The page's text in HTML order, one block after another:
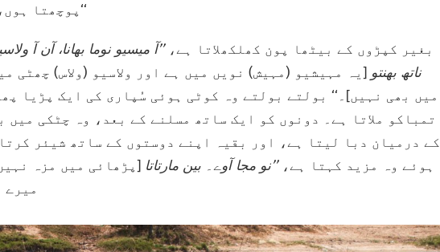
پوچھتا ہوں، ’’تم سب کون سی کلاس میں پڑھتے ہو؟‘‘
بغیر کپڑوں کے بیٹھا پون کھلکھلاتا ہے،’’آ میسیو نوما بھانا، آن آ
ناتھ بھنتو [یہ مہیشیو (مہیش) نویں میں ہے اور ولاسیو (ولاس) چھٹی
میں بھی نہیں]۔‘‘ بولتے بولتے وہ کوٹی ہوئی سُپاری کی ایک پڑیا
تمباکو ملاتا ہے۔ دونوں کو ایک ساتھ مسلنے کے بعد، وہ چٹکی
کے درمیان دبا لیتا ہے، اور بقیہ اپنے دوستوں کے ساتھ شیئر
ہوئے وہ مزید کہتا ہے،’’نو مجا آوے۔ بین مارتاتا [پڑھائی میں مزہ
میرے